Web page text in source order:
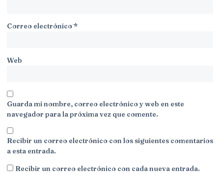
Correo electrónico*
Web
Guarda mi nombre, correo electrónico y web en este
navegador para la próxima vez que comente.
Recibir un correo electrónico con los siguientes comentarios
a esta entrada.
Recibir un correo electrónico con cada nueva entrada.